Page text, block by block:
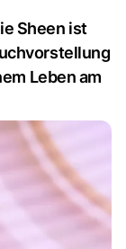
Sheen ist
Leben am